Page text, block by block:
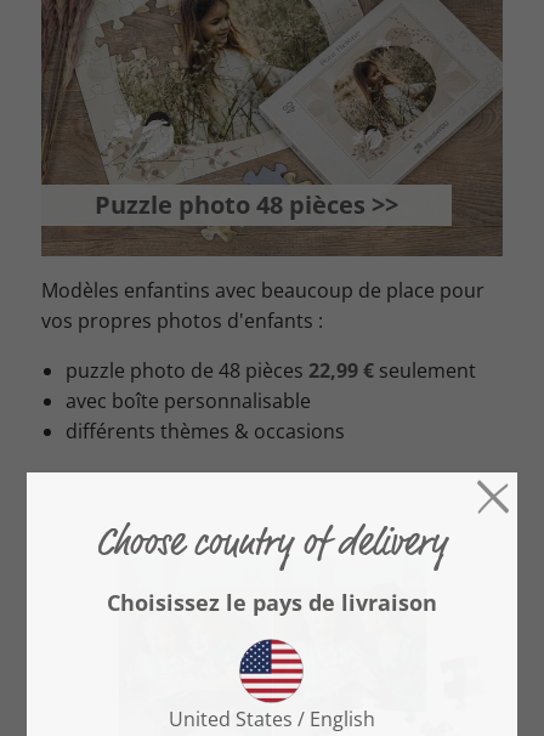
Puzzle photo 48 pièces >>
Modèles enfantins avec beaucoup de place pour
vos propres photos d'enfants :
puzzle photo de 48 pièces 22,99 € seulement
avec boîte personnalisable
différents thèmes & occasions